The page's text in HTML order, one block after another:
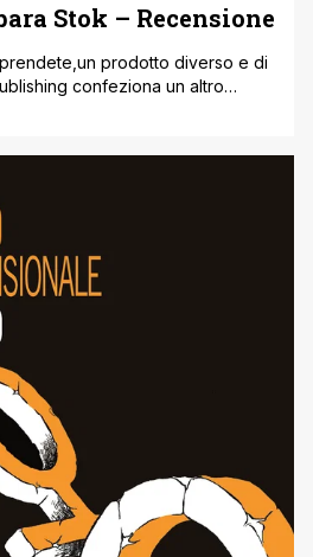
Stok – Recensione
prodotto diverso e di
confeziona un altro
key='wide-orange'
21' width='170'] L’arte
Essi hanno lo stesso spirito e la
sono imprescindibili l’uno